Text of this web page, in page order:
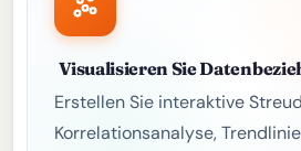
Visualisieren Sie
Erstellen Sie interaktive
Korrelationsanalyse,